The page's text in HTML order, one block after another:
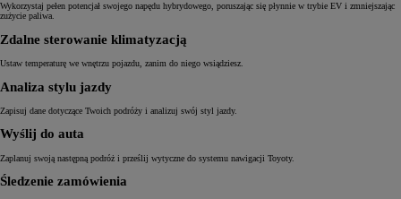
Wykorzystaj pełen potencjał swojego napędu hybrydowego, poruszając się płynnie w trybie EV i zmniejszając
zużycie paliwa.
Zdalne sterowanie klimatyzacją
Ustaw temperaturę we wnętrzu pojazdu, zanim do niego wsiądziesz.
Analiza stylu jazdy
Zapisuj dane dotyczące Twoich podróży i analizuj swój styl jazdy.
Wyślij do auta
Zaplanuj swoją następną podróż i prześlij wytyczne do systemu nawigacji Toyoty.
Śledzenie zamówienia